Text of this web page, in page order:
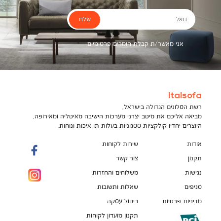
דואל
אני מאשר/ת קבלת חומרים פרסומיים
שלח
Italsofa
רשת הסלונים הגדולה בישראל,
מביאה אליכם את מיטב יצרני מערכות הישיבה מאיטליה ומאירופה,
היוצרים יחדיו קולקציות ססגוניות בעלות תו איכות ונוחות.
אודות
תקנון
נגישות
סניפים
מדיניות פרטיות
שירות לקוחות
צור קשר
משלוחים והחזרות
שאלות ותשובות
ביטול עסקה
תקנון מועדון לקוחות